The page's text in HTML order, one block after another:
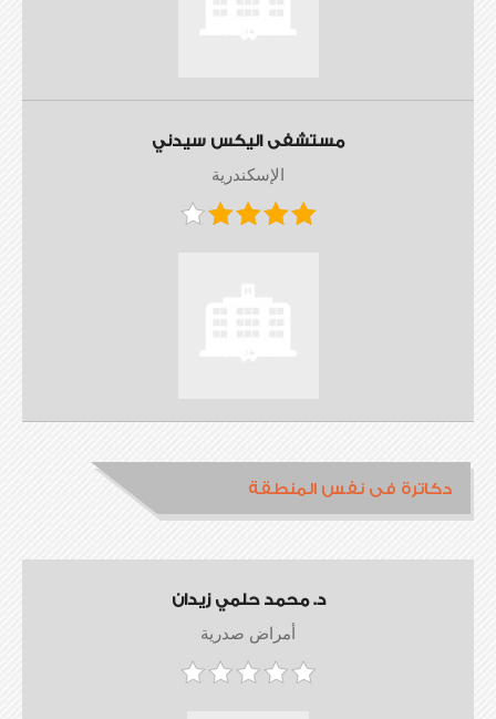
مستشفى اليكس سيدني
الإسكندرية
دكاترة فى نفس المنطقة
د. محمد حلمي زيدان
أمراض صدرية